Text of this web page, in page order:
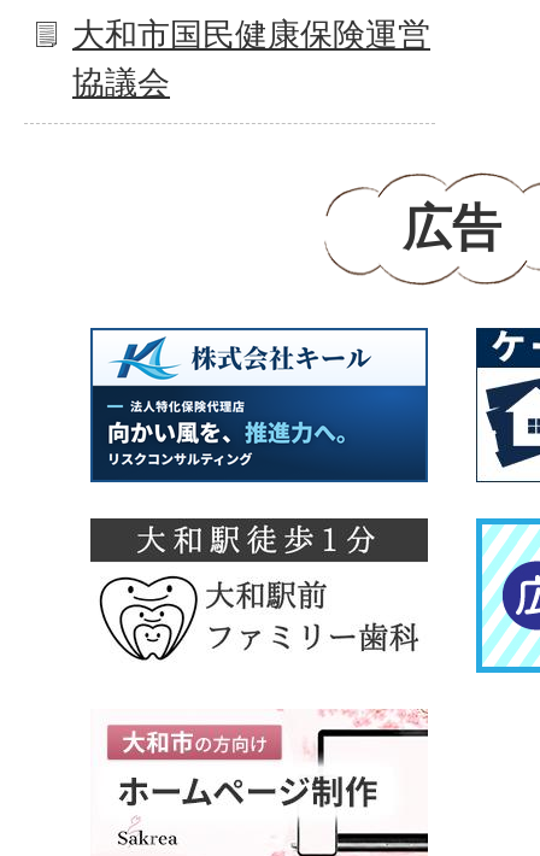
大和市国民健康保険運営
協議会
広告